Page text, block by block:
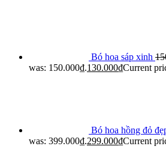
Bó hoa sáp xinh
was: 150.000₫.130.000₫Current
Bó hoa hồng đỏ
was: 399.000₫.299.000₫Current